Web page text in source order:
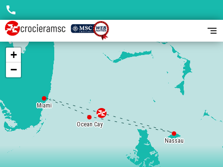
Miami
Nassau
Ocean Cay
+
−
call
segment